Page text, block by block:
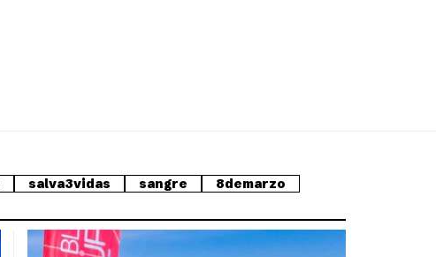
salva3vidas sangre
8demarzo